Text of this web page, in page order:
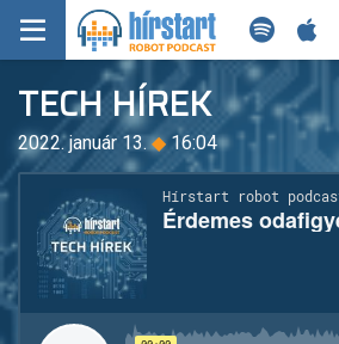
KEZDŐLAP
FRISS HÍREK
TECH HÍREK
FILM-ZENE-SZÓRAKOZÁS
PLAYLIST
TECH HÍREK
2022. január 13.◆ 16:04